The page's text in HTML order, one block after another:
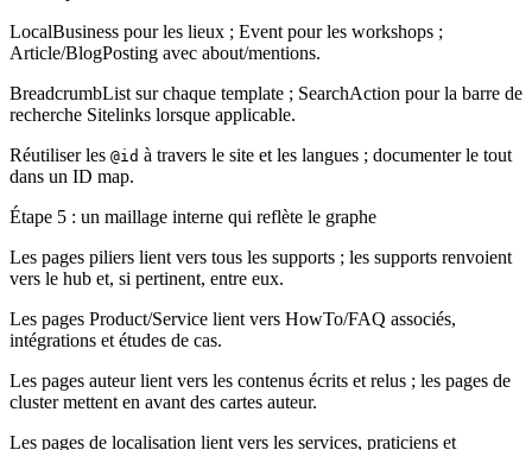
LocalBusiness pour les lieux ; Event pour les workshops ;
Article/BlogPosting avec about/mentions.
BreadcrumbList sur chaque template ; SearchAction pour la barre de
recherche Sitelinks lorsque applicable.
Réutiliser les @id à travers le site et les langues ; documenter le tout
dans un ID map.
Étape 5 : un maillage interne qui reflète le graphe
Les pages piliers lient vers tous les supports ; les supports renvoient
vers le hub et, si pertinent, entre eux.
Les pages Product/Service lient vers HowTo/FAQ associés,
intégrations et études de cas.
Les pages auteur lient vers les contenus écrits et relus ; les pages de
cluster mettent en avant des cartes auteur.
Les pages de localisation lient vers les services, praticiens et